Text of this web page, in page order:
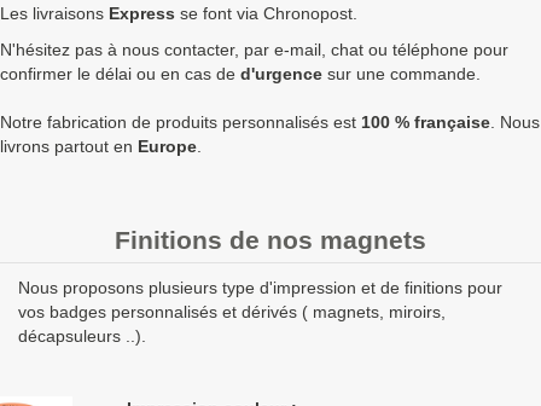
1750 0,86 €
2500 0,70 € 0,84 € 2 100,00 €
Quantités Prix unitaire HT
Les clients Français paient le prix TTC (TVA 20%).
Les clients dans l’Union Européenne possédant un numéro de
TVA intra-communautaire
paient le prix HT.
Les clients en dehors de l’Union européenne paient le prix HT.
Les livraisons Express se font via Chronopost.
N'hésitez pas à nous contacter, par e-mail, chat ou téléphone pour
confirmer le délai ou en cas de d'urgence sur une commande.
Notre fabrication de produits personnalisés est 100 % française. Nous
livrons partout en Europe.
Finitions de nos magnets
Nous proposons plusieurs type d'impression et de finitions pour
vos badges personnalisés et dérivés ( magnets, miroirs,
décapsuleurs ..).